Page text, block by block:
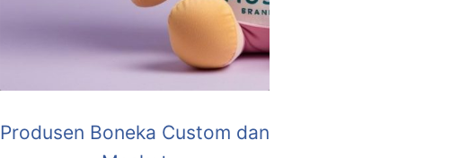
Produsen Boneka Custom dan